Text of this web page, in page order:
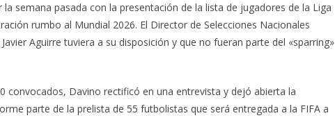
semana pasada con la presentación de la lista de jugadores de la Liga
rumbo al Mundial 2026. El Director de Selecciones Nacionales
Aguirre tuviera a su disposición y que no fueran parte del «sparring»
convocados, Davino rectificó en una entrevista y dejó abierta la
parte de la prelista de 55 futbolistas que será entregada a la FIFA a